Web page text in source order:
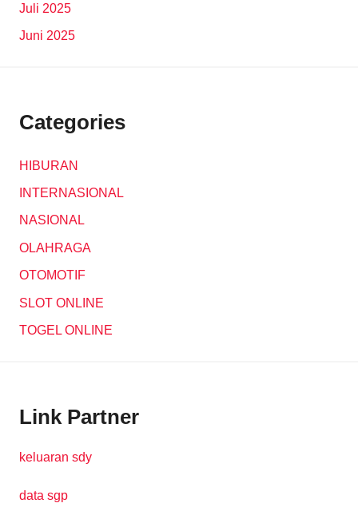
Juli 2025
Juni 2025
Categories
HIBURAN
INTERNASIONAL
NASIONAL
OLAHRAGA
OTOMOTIF
SLOT ONLINE
TOGEL ONLINE
Link Partner
keluaran sdy
data sgp